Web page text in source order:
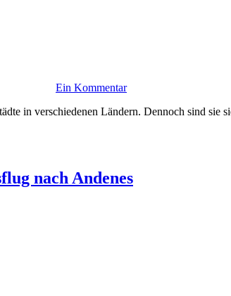
Ein Kommentar
in verschiedenen Ländern. Dennoch sind sie
nach Andenes